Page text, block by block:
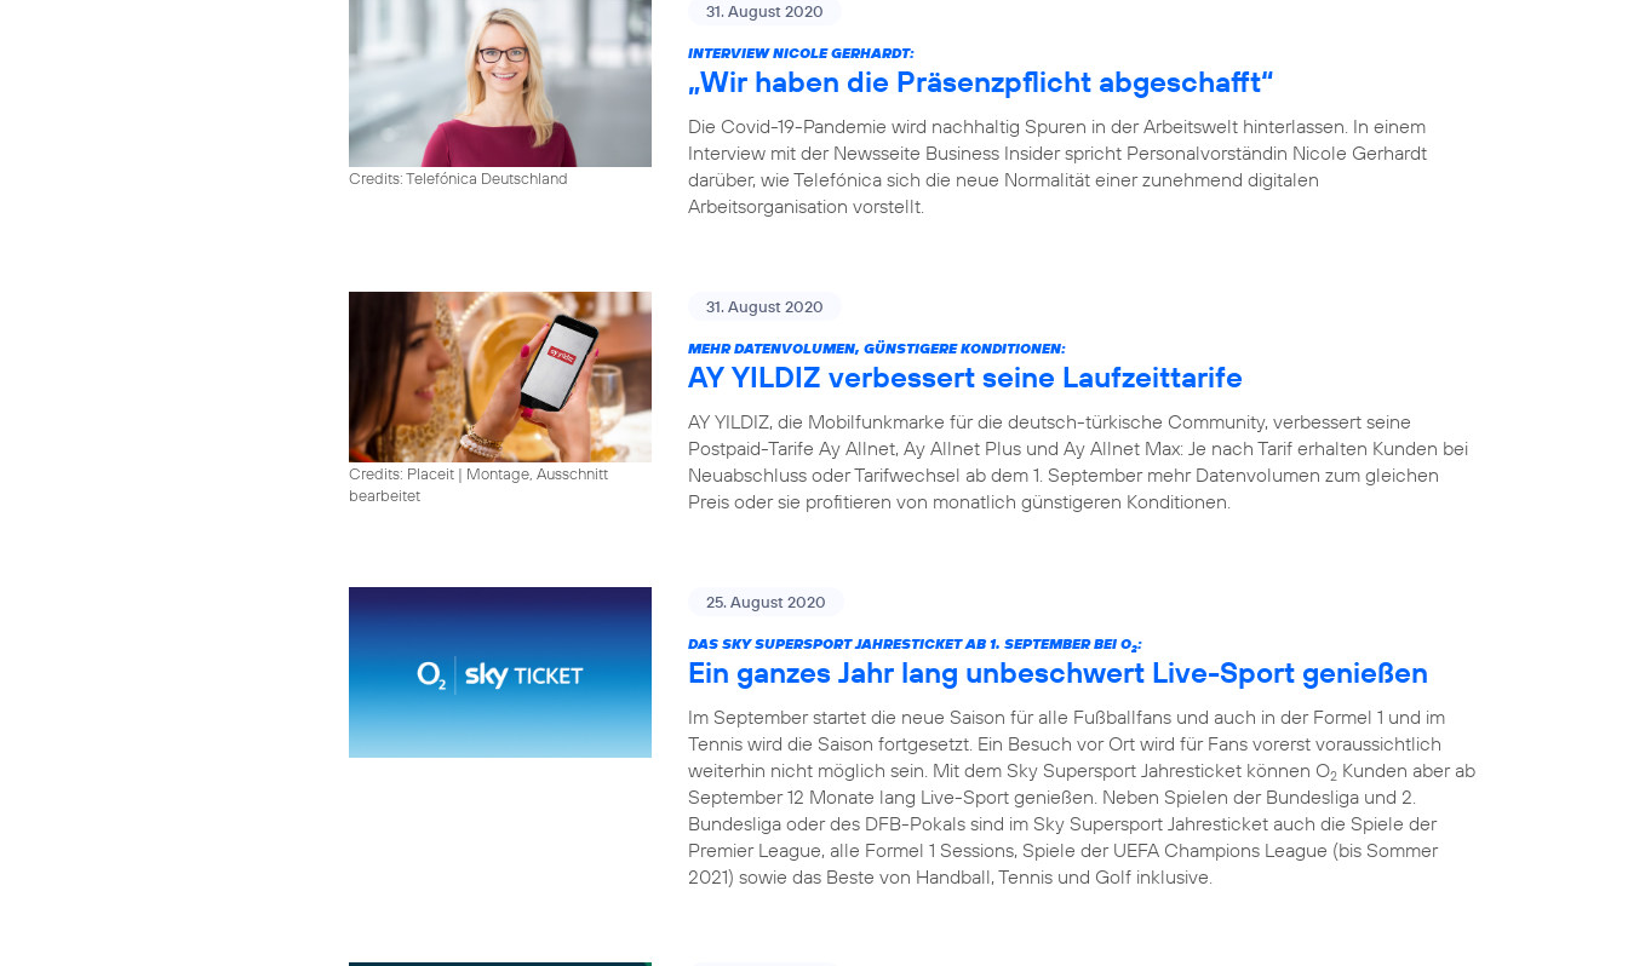
Credits: Telefónica Deutschland
31. August 2020
INTERVIEW NICOLE GERHARDT:
„Wir haben die Präsenzpflicht abgeschafft“
Die Covid-19-Pandemie wird nachhaltig Spuren in der Arbeitswelt hinterlassen. In einem
Interview mit der Newsseite Business Insider spricht Personalvorständin Nicole Gerhardt
darüber, wie Telefónica sich die neue Normalität einer zunehmend digitalen
Arbeitsorganisation vorstellt.
Credits: Placeit | Montage, Ausschnitt
bearbeitet
31. August 2020
MEHR DATENVOLUMEN, GÜNSTIGERE KONDITIONEN:
AY YILDIZ verbessert seine Laufzeittarife
AY YILDIZ, die Mobilfunkmarke für die deutsch-türkische Community, verbessert seine
Postpaid-Tarife Ay Allnet, Ay Allnet Plus und Ay Allnet Max: Je nach Tarif erhalten Kunden bei
Neuabschluss oder Tarifwechsel ab dem 1. September mehr Datenvolumen zum gleichen
Preis oder sie profitieren von monatlich günstigeren Konditionen.
25. August 2020
DAS SKY SUPERSPORT JAHRESTICKET AB 1. SEPTEMBER BEI O2:
Ein ganzes Jahr lang unbeschwert Live-Sport genießen
Im September startet die neue Saison für alle Fußballfans und auch in der Formel 1 und im
Tennis wird die Saison fortgesetzt. Ein Besuch vor Ort wird für Fans vorerst voraussichtlich
weiterhin nicht möglich sein. Mit dem Sky Supersport Jahresticket können O2 Kunden aber ab
September 12 Monate lang Live-Sport genießen. Neben Spielen der Bundesliga und 2.
Bundesliga oder des DFB-Pokals sind im Sky Supersport Jahresticket auch die Spiele der
Premier League, alle Formel 1 Sessions, Spiele der UEFA Champions League (bis Sommer
2021) sowie das Beste von Handball, Tennis und Golf inklusive.